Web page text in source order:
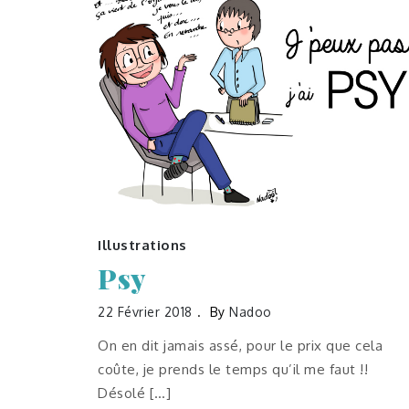
Illustrations
Psy
22 Février 2018 By Nadoo
On en dit jamais assé, pour le prix que cela
coûte, je prends le temps qu’il me faut !!
Désolé […]